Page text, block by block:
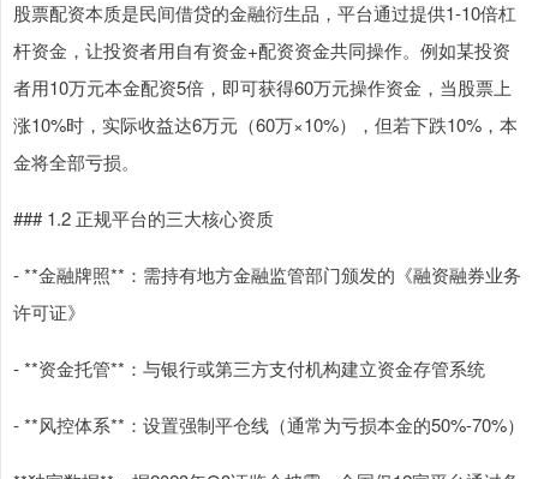
股票配资本质是民间借贷的金融衍生品，平台通过提供1-10倍杠
杆资金，让投资者用自有资金+配资资金共同操作。例如某投资
者用10万元本金配资5倍，即可获得60万元操作资金，当股票上
涨10%时，实际收益达6万元（60万×10%），但若下跌10%，本
金将全部亏损。
### 1.2 正规平台的三大核心资质
- **金融牌照**：需持有地方金融监管部门颁发的《融资融券业务
许可证》
- **资金托管**：与银行或第三方支付机构建立资金存管系统
- **风控体系**：设置强制平仓线（通常为亏损本金的50%-70%）